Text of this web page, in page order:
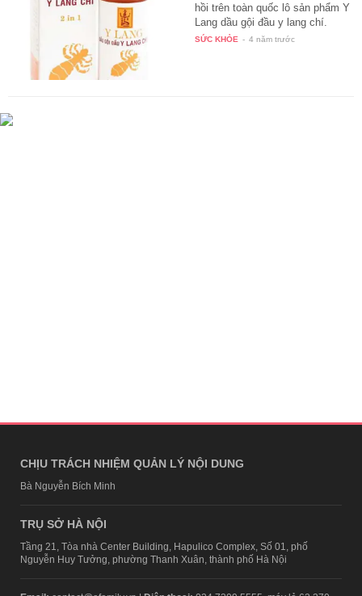
hồi trên toàn quốc lô sản phẩm Y
Lang dầu gội đầu y lang chí.
Sản…
SỨC KHỎE - 4 năm trước
CHỊU TRÁCH NHIỆM QUẢN LÝ NỘI DUNG
Bà Nguyễn Bích Minh
TRỤ SỞ HÀ NỘI
Tầng 21, Tòa nhà Center Building, Hapulico Complex, Số 01, phố
Nguyễn Huy Tưởng, phường Thanh Xuân, thành phố Hà Nội